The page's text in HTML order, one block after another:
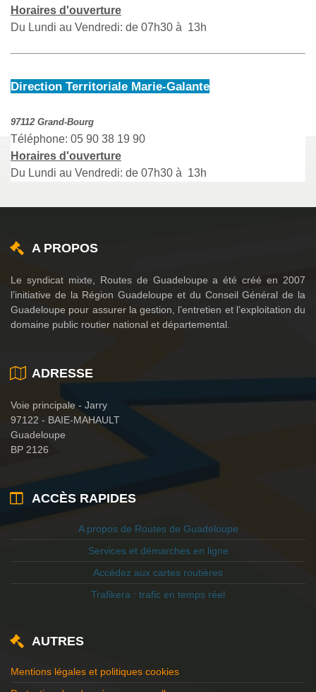
Horaires d'ouverture
Du Lundi au Vendredi: de 07h30 à 13h
Direction Territoriale Marie-Galante
97112 Grand-Bourg
Téléphone: 05 90 38 19 90
Horaires d'ouverture
Du Lundi au Vendredi: de 07h30 à 13h
A PROPOS
Le syndicat mixte, Routes de Guadeloupe a été créé en 2007
l’initiative de la Région Guadeloupe et du Conseil Général de la
Guadeloupe pour assurer la gestion, l’entretien et l’exploitation du
domaine public routier national et départemental.
ADRESSE
Voie principale - Jarry
97122 - BAIE-MAHAULT
Guadeloupe
BP 2126
ACCÈS RAPIDES
A propos de Routes de Guadeloupe
Services et démarches en ligne
Accédez aux cartes routières
Trafikera : trafic en temps réel
AUTRES
Mentions légales et politiques cookies